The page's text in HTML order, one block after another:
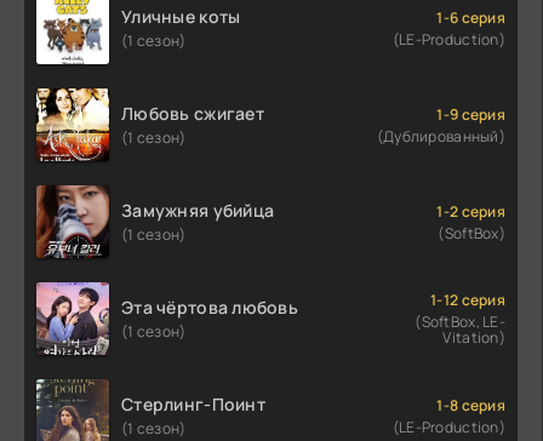
Уличные коты
(1 сезон)
1-6 серия
(LE-Production)
Любовь сжигает
(1 сезон)
1-9 серия
(Дублированный)
Замужняя убийца
(1 сезон)
1-2 серия
(SoftBox)
Эта чёртова любовь
(1 сезон)
1-12 серия
(SoftBox, LE-
Vitation)
Стерлинг-Поинт
(1 сезон)
1-8 серия
(LE-Production)